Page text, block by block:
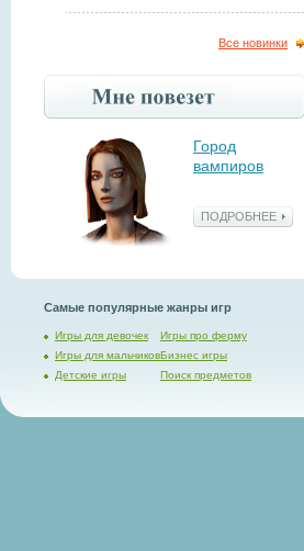
Все новинки
Город
вампиров
ПОДРОБНЕЕ
Самые популярные жанры игр
Игры для девочек
Игры для мальчиков
Детские игры
Игры про ферму
Бизнес игры
Поиск предметов